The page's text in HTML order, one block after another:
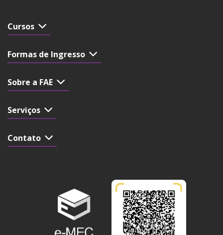
Cursos
Formas de Ingresso
Sobre a FAE
Serviços
Contato